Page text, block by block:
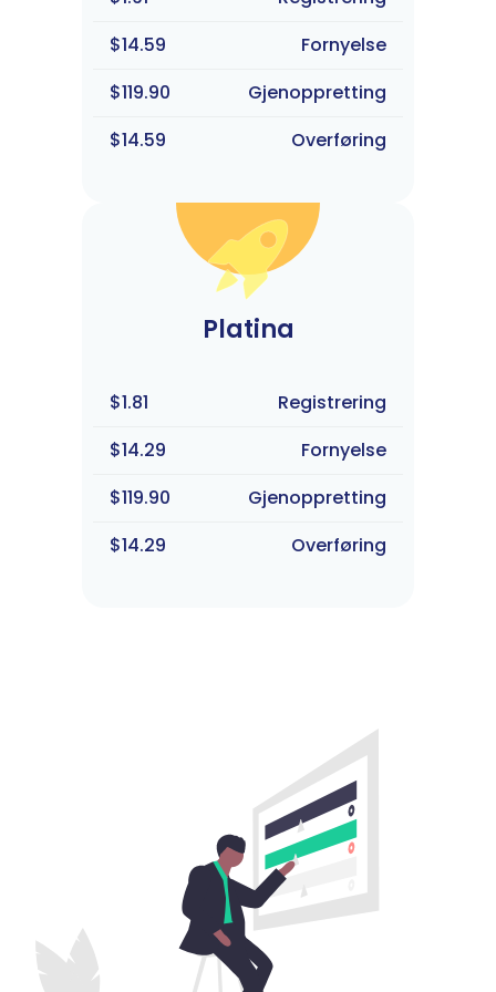
$14.59
Fornyelse
$119.90
Gjenoppretting
$14.59
Overføring
Platina
$1.81
Registrering
$14.29
Fornyelse
$119.90
Gjenoppretting
$14.29
Overføring